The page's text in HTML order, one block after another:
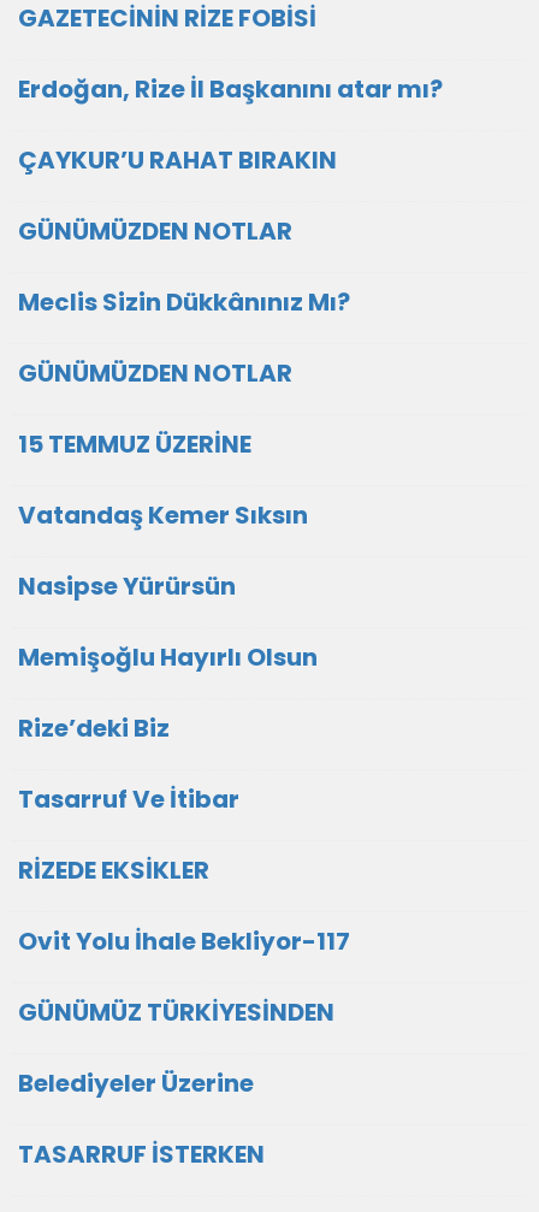
GAZETECİNİN RİZE FOBİSİ
Erdoğan, Rize İl Başkanını atar mı?
ÇAYKUR’U RAHAT BIRAKIN
GÜNÜMÜZDEN NOTLAR
Meclis Sizin Dükkânınız Mı?
GÜNÜMÜZDEN NOTLAR
15 TEMMUZ ÜZERİNE
Vatandaş Kemer Sıksın
Nasipse Yürürsün
Memişoğlu Hayırlı Olsun
Rize’deki Biz
Tasarruf Ve İtibar
RİZEDE EKSİKLER
Ovit Yolu İhale Bekliyor-117
GÜNÜMÜZ TÜRKİYESİNDEN
Belediyeler Üzerine
TASARRUF İSTERKEN